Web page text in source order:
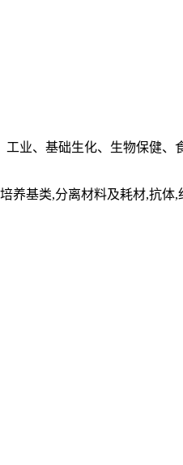
业、基础生化、生物保健、
培养基类,分离材料及耗材,抗体,